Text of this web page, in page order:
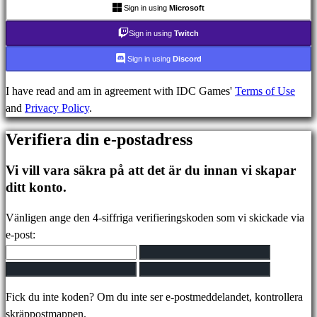
Konto
Registrera
Logga
in
Glömt
lösenord?
Ändra
AR
BS
CS
DA
Sign in using Microsoft
Sign in using Twitch
Sign in using Discord
I have read and am in agreement with IDC Games' Terms of Use
and Privacy Policy.
Verifiera din e-postadress
Vi vill vara säkra på att det är du innan vi skapar
ditt konto.
Vänligen ange den 4-siffriga verifieringskoden som vi skickade via
e-post:
Fick du inte koden? Om du inte ser e-postmeddelandet, kontrollera
skräppostmappen.